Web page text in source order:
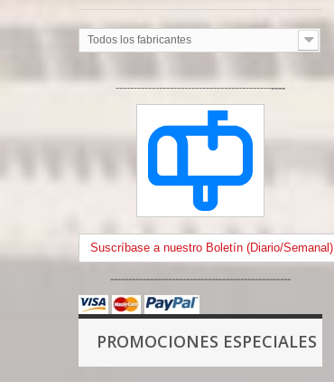
Todos los fabricantes
-----------------------------------------------
Suscríbase a nuestro Boletín (Diario/Semanal)
--------------------------------------------------
PROMOCIONES ESPECIALES